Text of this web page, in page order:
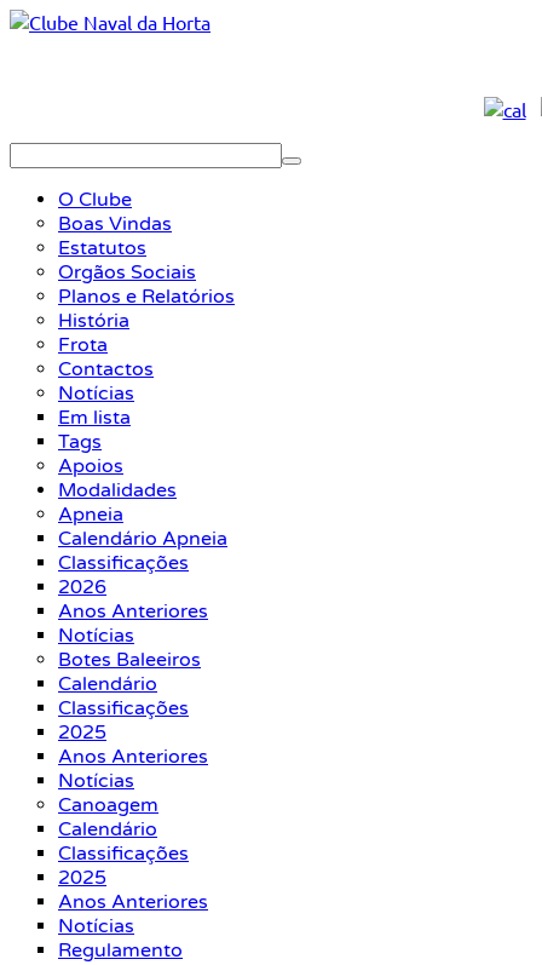
O Clube
Boas Vindas
Estatutos
Orgãos Sociais
Planos e Relatórios
História
Frota
Contactos
Notícias
Em lista
Tags
Apoios
Modalidades
Apneia
Calendário Apneia
Classificações
2026
Anos Anteriores
Notícias
Botes Baleeiros
Calendário
Classificações
2025
Anos Anteriores
Notícias
Canoagem
Calendário
Classificações
2025
Anos Anteriores
Notícias
Regulamento